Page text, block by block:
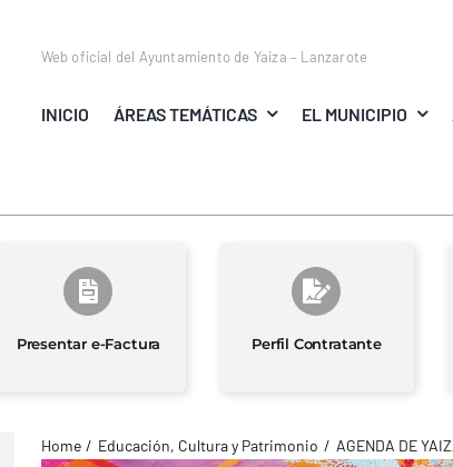
Web oficial del Ayuntamiento de Yaiza – Lanzarote
INICIO ÁREAS TEMÁTICAS EL MUNICIPIO
Presentar e-Factura Perfil Contratante
Home Educación, Cultura y Patrimonio AGENDA DE